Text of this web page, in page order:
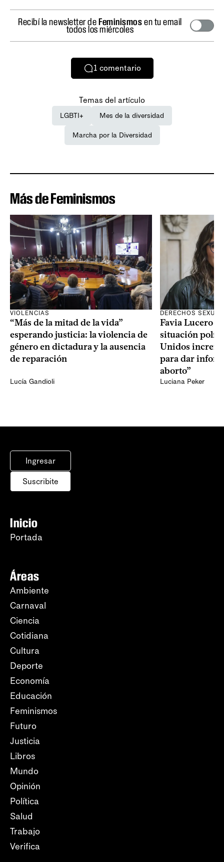
Recibí la newsletter deFeminismosen tu email
todos los miércoles
1 comentario
Temas del artículo
LGBTI+ Mes de la diversidad
Marcha por la Diversidad
Más de Feminismos
VIOLENCIAS
“Más de la mitad de la vida”
esperando justicia: la violencia de
género en dictadura y la ausencia
de reparación
Lucía Gandioli
DERECHOS
Favia Lucero
situación
Unidos
para dar
aborto”
Luciana Peker
Ingresar
Suscribite
Inicio
Portada
Áreas
Ambiente
Carnaval
Ciencia
Cotidiana
Cultura
Deporte
Economía
Educación
Feminismos
Futuro
Justicia
Libros
Mundo
Opinión
Política
Salud
Trabajo
Verifica